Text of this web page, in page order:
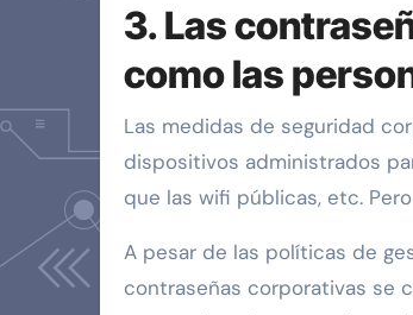
3. Las
como las
Las medidas de seguridad
dispositivos administrados
que las wifi públicas, etc.
A pesar de las políticas de
contraseñas corporativas se